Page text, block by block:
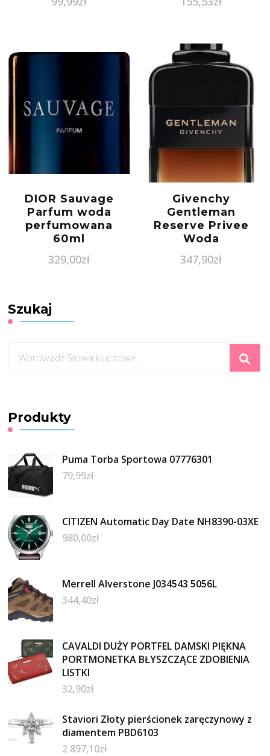
DIOR Sauvage
Parfum woda
perfumowana
60ml
329,00zł
Givenchy
Gentleman
Reserve Privee
Woda
100ml
347,90zł
Szukaj
czegoś?
Produkty
Puma Torba Sportowa 07776301
79,99zł
CITIZEN Automatic Day Date NH8390-03XE
980,00zł
Merrell Alverstone J034543 5056L
344,40zł
CAVALDI DUŻY PORTFEL DAMSKI PIĘKNA
PORTMONETKA BŁYSZCZĄCE ZDOBIENIA
LISTKI
32,90zł
Staviori Złoty pierścionek zaręczynowy z
diamentem PBD6103
2 897,10zł